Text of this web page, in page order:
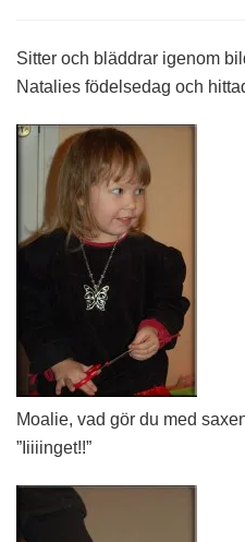
Sitter och bläddrar igenom
Natalies födelsedag och
Moalie, vad gör du med
”Iiiiinget!!”